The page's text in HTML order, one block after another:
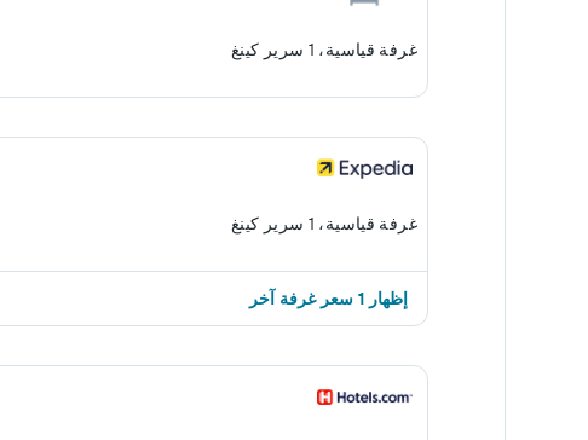
غرفة قياسية، 1 سرير كينغ
غرفة قياسية، 1 سرير كينغ
إظهار 1 سعر غرفة آخر